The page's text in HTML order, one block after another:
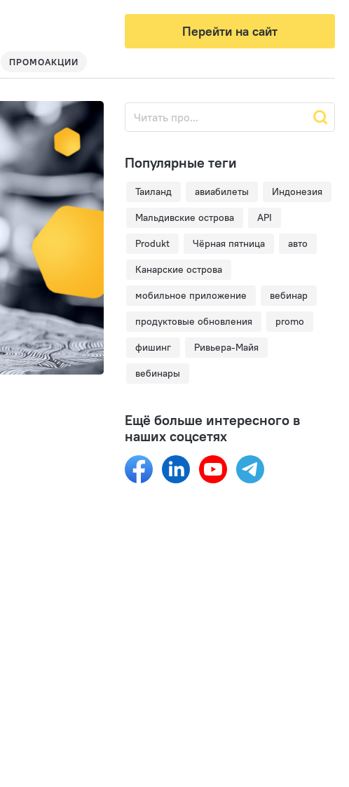
Перейти на сайт
ПРОМОАКЦИИ
Популярные теги
Таиланд авиабилеты Индонезия
Мальдивские острова API
Produkt Чёрная пятница авто
Канарские острова
мобильное приложение вебинар
продуктовые обновления promo
фишинг Ривьера-Майя
вебинары
Ещё больше интересного в
наших соцсетях